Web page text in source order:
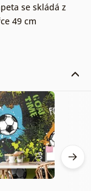
se skládá z
49 cm